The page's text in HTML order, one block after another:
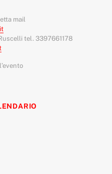
mail
tel. 3397661178